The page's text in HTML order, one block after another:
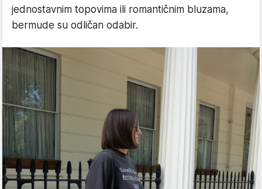
jednostavnim topovima ili romantičnim bluzama,
bermude su odličan odabir.